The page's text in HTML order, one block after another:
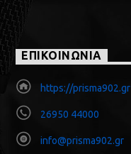
ΕΠΙΚΟΙΝΩΝΙΑ
https://prisma902.gr
26950 44000
info@prisma902.gr